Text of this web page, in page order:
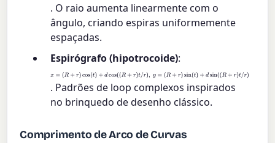
. O raio aumenta linearmente com o
ângulo, criando espiras uniformemente
espaçadas.
Espirógrafo (hipotrocoide):
x=(R+r)cos(t)+dcos((R+r)t /r),y=
R+r)sin(t)+ dsin((R+r )t/r)
. Padrões de loop complexos inspirados
no brinquedo de desenho clássico.
Comprimento de Arco de Curvas